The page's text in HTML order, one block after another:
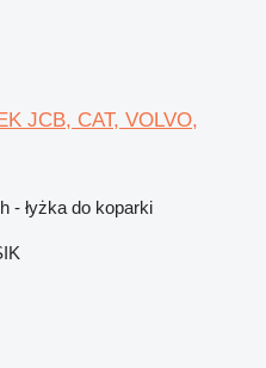
JCB, CAT, VOLVO,
- łyżka do koparki